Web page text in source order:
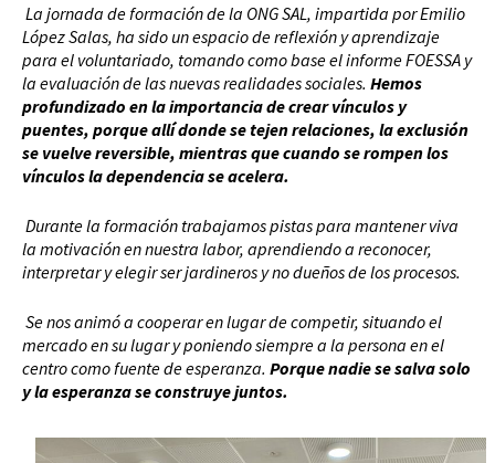
La jornada de formación de la ONG SAL, impartida por Emilio
López Salas, ha sido un espacio de reflexión y aprendizaje
para el voluntariado, tomando como base el informe FOESSA y
la evaluación de las nuevas realidades sociales. Hemos
profundizado en la importancia de crear vínculos y
puentes, porque allí donde se tejen relaciones, la exclusión
se vuelve reversible, mientras que cuando se rompen los
vínculos la dependencia se acelera.
Durante la formación trabajamos pistas para mantener viva
la motivación en nuestra labor, aprendiendo a reconocer,
interpretar y elegir ser jardineros y no dueños de los procesos.
Se nos animó a cooperar en lugar de competir, situando el
mercado en su lugar y poniendo siempre a la persona en el
centro como fuente de esperanza. Porque nadie se salva solo
y la esperanza se construye juntos.